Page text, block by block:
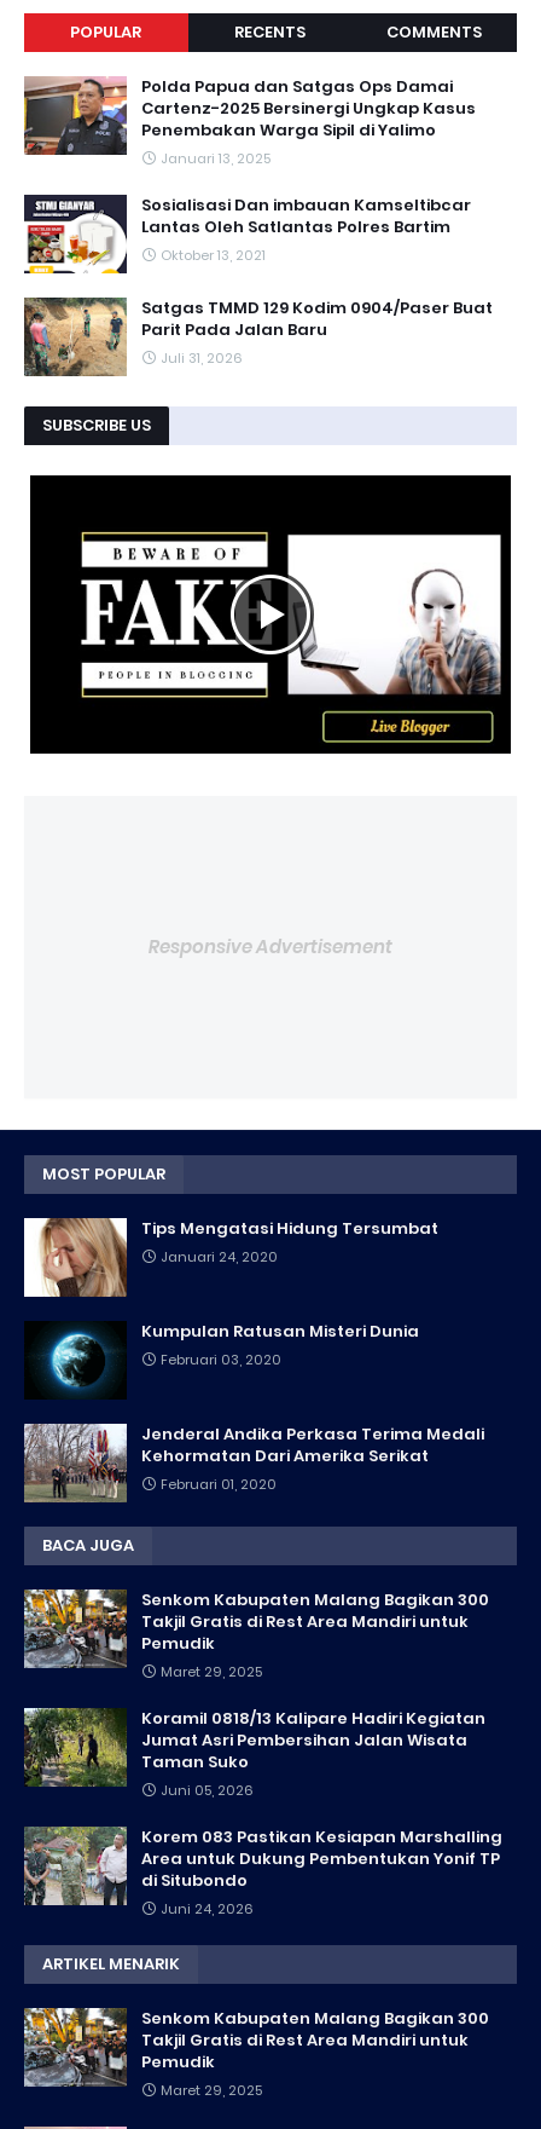
POPULAR RECENTS COMMENTS
Polda Papua dan Satgas Ops Damai
Cartenz-2025 Bersinergi Ungkap Kasus
Penembakan Warga Sipil di Yalimo
Januari 13, 2025
Sosialisasi Dan imbauan Kamseltibcar
Lantas Oleh Satlantas Polres Bartim
Oktober 13, 2021
Satgas TMMD 129 Kodim 0904/Paser Buat
Parit Pada Jalan Baru
Juli 31, 2026
SUBSCRIBE US
Responsive Advertisement
MOST POPULAR
Tips Mengatasi Hidung Tersumbat
Januari 24, 2020
Kumpulan Ratusan Misteri Dunia
Februari 03, 2020
Jenderal Andika Perkasa Terima Medali
Kehormatan Dari Amerika Serikat
Februari 01, 2020
BACA JUGA
Senkom Kabupaten Malang Bagikan 300
Takjil Gratis di Rest Area Mandiri untuk
Pemudik
Maret 29, 2025
Koramil 0818/13 Kalipare Hadiri Kegiatan
Jumat Asri Pembersihan Jalan Wisata
Taman Suko
Juni 05, 2026
Korem 083 Pastikan Kesiapan Marshalling
Area untuk Dukung Pembentukan Yonif TP
di Situbondo
Juni 24, 2026
ARTIKEL MENARIK
Senkom Kabupaten Malang Bagikan 300
Takjil Gratis di Rest Area Mandiri untuk
Pemudik
Maret 29, 2025